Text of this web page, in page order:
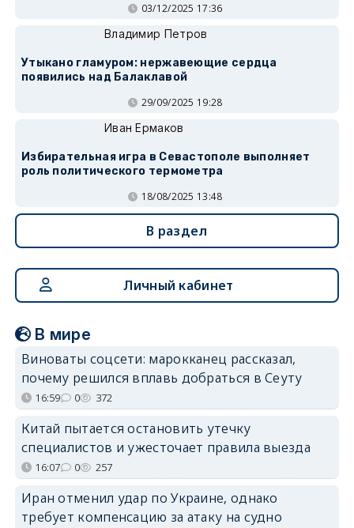
03/12/2025 17:36
Владимир Петров
Утыкано гламуром: нержавеющие сердца
появились над Балаклавой
29/09/2025 19:28
Иван Ермаков
Избирательная игра в Севастополе выполняет
роль политического термометра
18/08/2025 13:48
В раздел
Личный кабинет
В мире
Виноваты соцсети: марокканец рассказал,
почему решился вплавь добраться в Сеуту
16:59 0 372
Китай пытается остановить утечку
специалистов и ужесточает правила выезда
16:07 0 257
Иран отменил удар по Украине, однако
требует компенсацию за атаку на судно